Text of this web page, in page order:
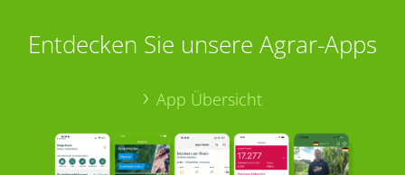
Entdecken Sie unsere Agrar-Apps
App Übersicht